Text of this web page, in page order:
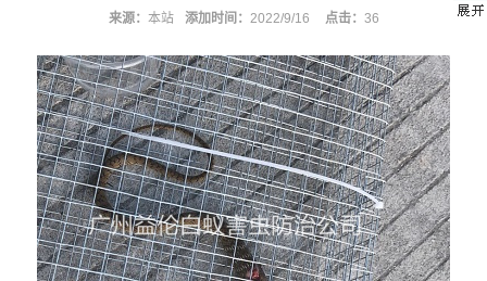
来源： 本站 添加时间： 2022/9/16 点击： 36